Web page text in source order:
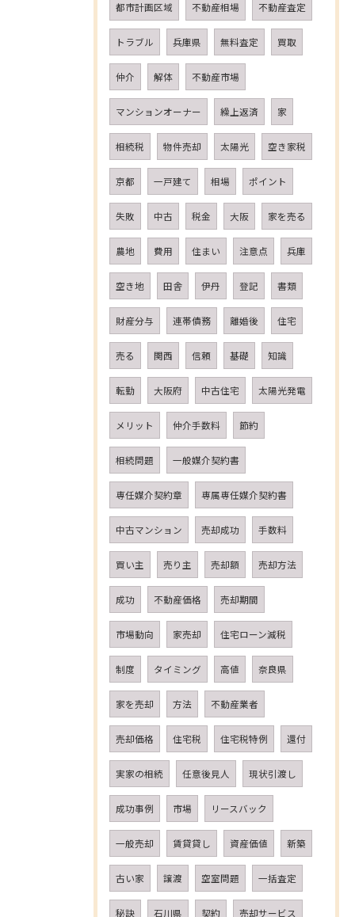
都市計画区域 不動産相場 不動産査定
トラブル 兵庫県 無料査定 買取
仲介 解体 不動産市場
マンションオーナー 繰上返済 家
相続税 物件売却 太陽光 空き家税
京都 一戸建て 相場 ポイント
失敗 中古 税金 大阪 家を売る
農地 費用 住まい 注意点 兵庫
空き地 田舎 伊丹 登記 書類
財産分与 連帯債務 離婚後 住宅
売る 関西 信頼 基礎 知識
転勤 大阪府 中古住宅 太陽光発電
メリット 仲介手数料 節約
相続問題 一般媒介契約書
専任媒介契約章 専属専任媒介契約書
中古マンション 売却成功 手数料
買い主 売り主 売却額 売却方法
成功 不動産価格 売却期間
市場動向 家売却 住宅ローン減税
制度 タイミング 高値 奈良県
家を売却 方法 不動産業者
売却価格 住宅税 住宅税特例 還付
実家の相続 任意後見人 現状引渡し
成功事例 市場 リースバック
一般売却 賃貸貸し 資産価値 新築
古い家 譲渡 空室問題 一括査定
秘訣 石川県 契約 売却サービス